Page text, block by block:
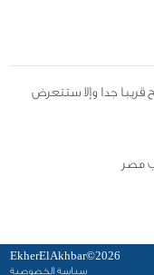
جدا وإلا ستتعرض
EkherElAkhbar©2026
سياسة الخصوصية